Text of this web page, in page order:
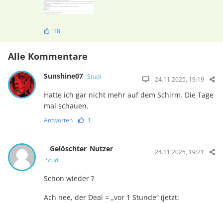
18
Alle Kommentare
Sunshine07 Studi 24.11.2025, 19:19
Hatte ich gar nicht mehr auf dem Schirm. Die Tage
mal schauen.
Antworten 1
__Gelöschter_Nutzer__
Studi
24.11.2025, 19:21
Schon wieder ?
Ach nee, der Deal = „vor 1 Stunde“ (jetzt: